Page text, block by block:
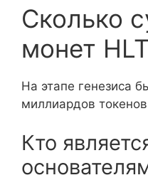
Сколько
монет
На этапе генезиса
миллиардов
Кто